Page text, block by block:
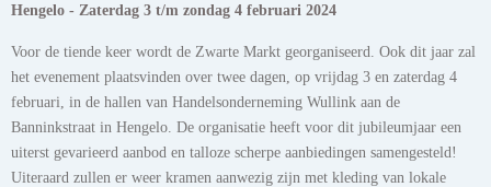
Hengelo - Zaterdag 3 t/m zondag 4 februari 2024
Voor de tiende keer wordt de Zwarte Markt georganiseerd. Ook dit jaar zal
het evenement plaatsvinden over twee dagen, op vrijdag 3 en zaterdag 4
februari, in de hallen van Handelsonderneming Wullink aan de
Banninkstraat in Hengelo. De organisatie heeft voor dit jubileumjaar een
uiterst gevarieerd aanbod en talloze scherpe aanbiedingen samengesteld!
Uiteraard zullen er weer kramen aanwezig zijn met kleding van lokale